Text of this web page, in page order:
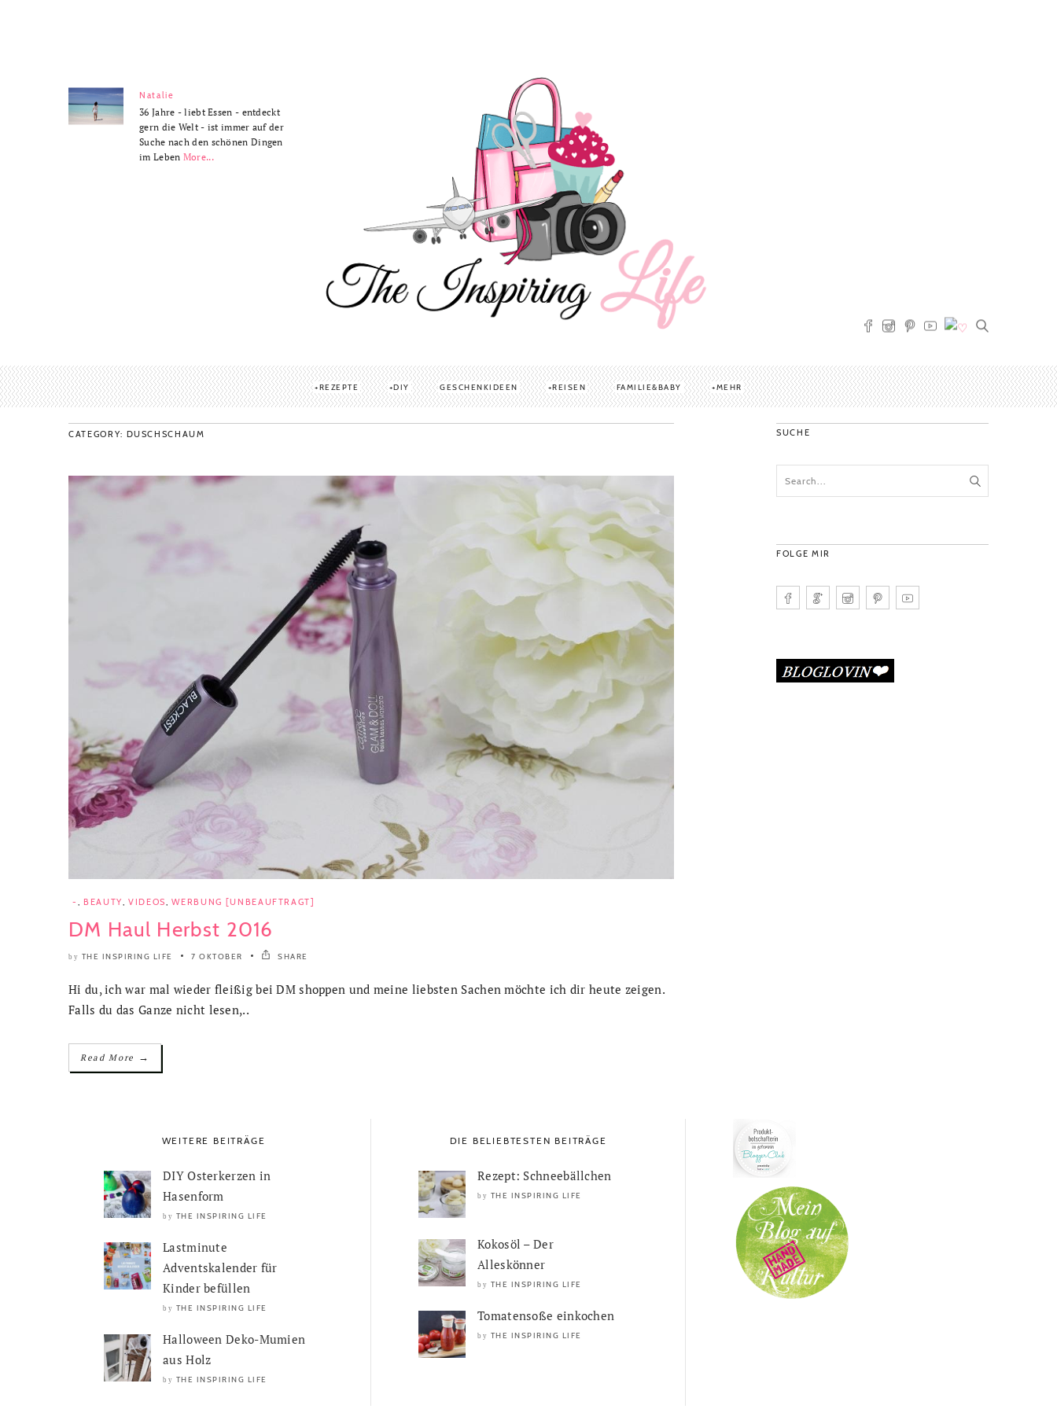
Natalie
36 Jahre - liebt Essen - entdeckt
gern die Welt - ist immer auf der
Suche nach den schönen Dingen
im Leben More...
REZEPTE DIY GESCHENKIDEEN REISEN FAMILIE&BABY MEHR
CATEGORY: DUSCHSCHAUM
- BEAUTY ,VIDEOS ,WERBUNG [UNBEAUFTRAGT]
DM Haul Herbst 2016
by THE INSPIRING LIFE 7 OKTOBER SHARE
Hi du, ich war mal wieder fleißig bei DM shoppen und meine liebsten Sachen möchte ich dir heute zeigen.
Falls du das Ganze nicht lesen,..
Read More →
SUCHE
FOLGE MIR
WEITERE BEITRÄGE
DIY Osterkerzen in
Hasenform
by THE INSPIRING LIFE
Lastminute
Adventskalender für
Kinder befüllen
by THE INSPIRING LIFE
Halloween Deko-Mumien
aus Holz
by THE INSPIRING LIFE
DIE BELIEBTESTEN BEITRÄGE
Rezept: Schneebällchen
by THE INSPIRING LIFE
Kokosöl – Der
Alleskönner
by THE INSPIRING LIFE
Tomatensoße einkochen
by THE INSPIRING LIFE